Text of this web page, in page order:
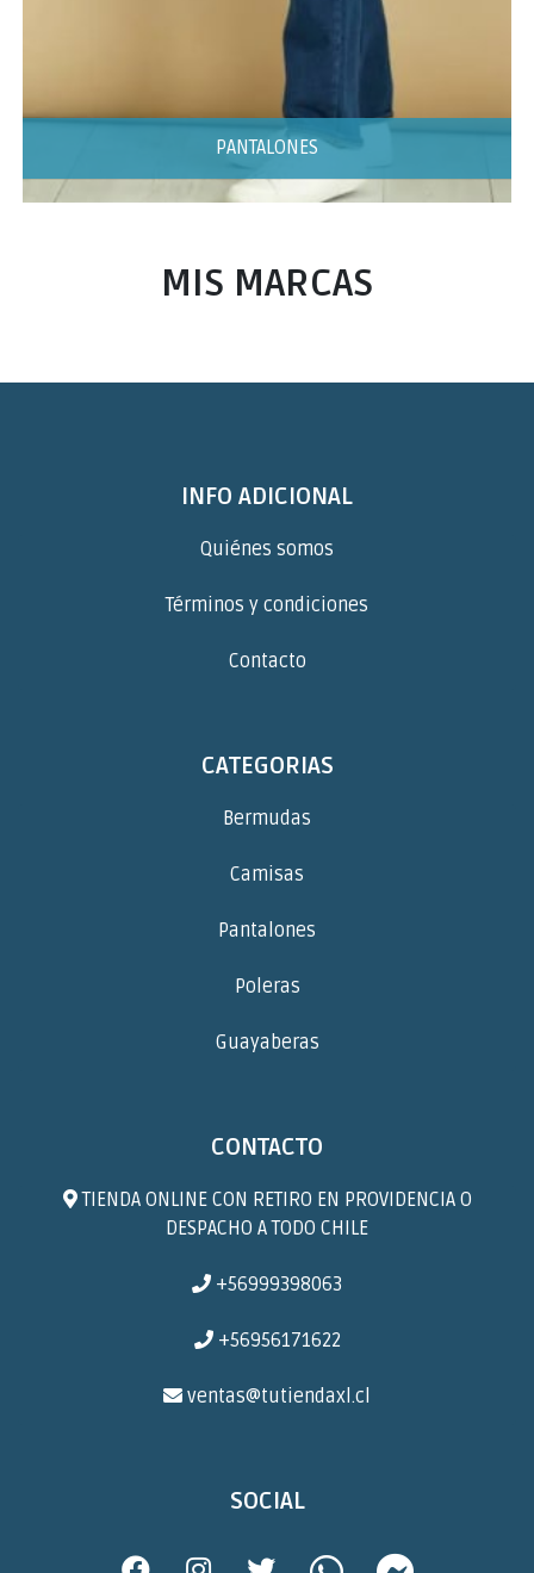
PANTALONES
MIS MARCAS
INFO ADICIONAL
Quiénes somos
Términos y condiciones
Contacto
CATEGORIAS
Bermudas
Camisas
Pantalones
Poleras
Guayaberas
CONTACTO
TIENDA ONLINE CON RETIRO EN PROVIDENCIA O
DESPACHO A TODO CHILE
+56999398063
+56956171622
ventas@tutiendaxl.cl
SOCIAL